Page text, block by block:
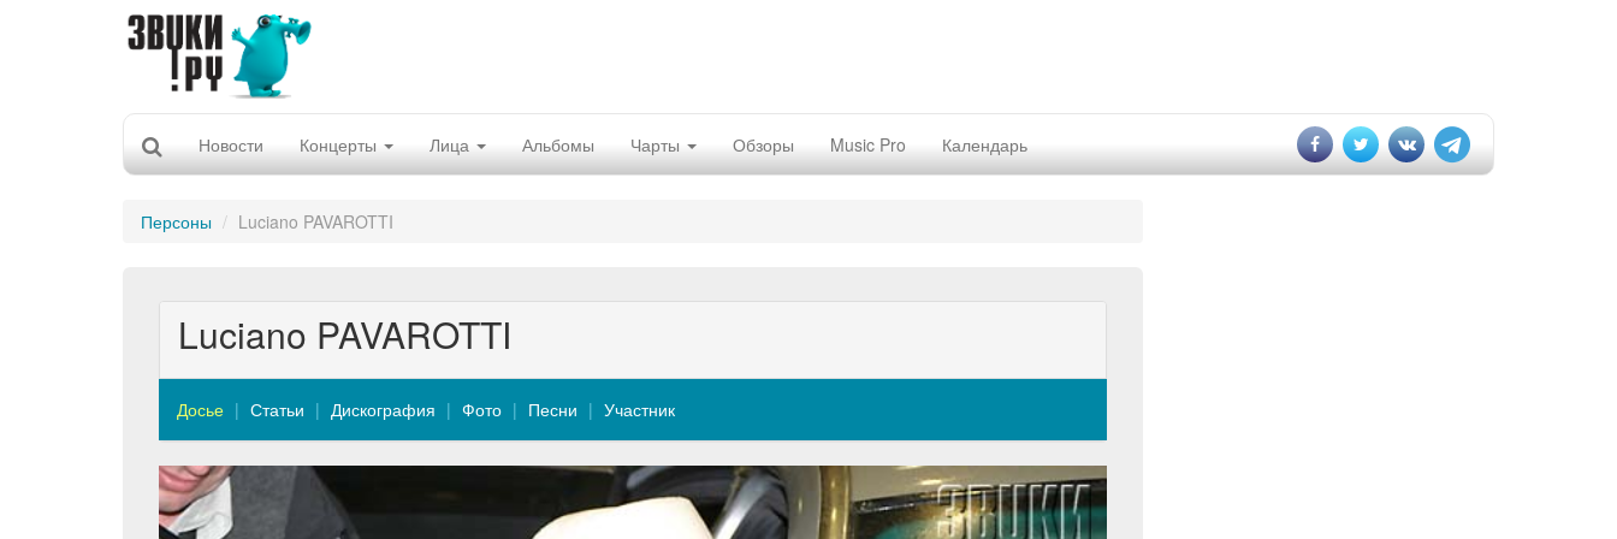
Новости Концерты Лица Альбомы Чарты Обзоры Music Pro Календарь
Персоны Luciano PAVAROTTI
Luciano PAVAROTTI
Досье Статьи Дискография Фото Песни Участник